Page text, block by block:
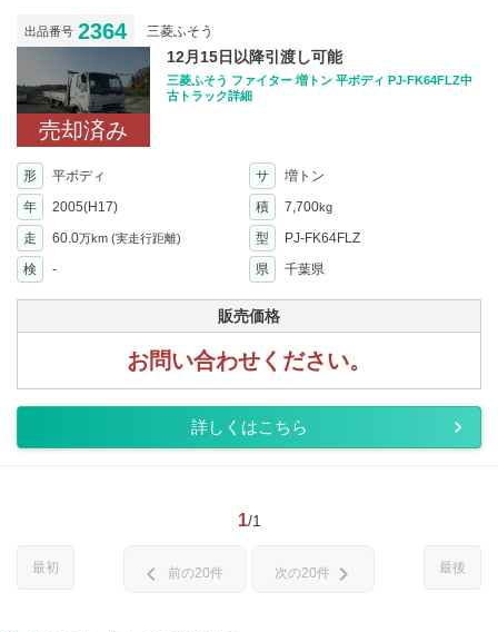
出品番号 2364 三菱ふそう
売却済み
12月15日以降引渡し可能
三菱ふそう ファイター 増トン 平ボディ PJ-FK64FLZ中
古トラック詳細
形 平ボディ サ
増トン
年
2005(H17) 積 7,700kg
走 60.0万km (実走行距離) 型
PJ-FK64FLZ
検
- 県 千葉県
販売価格
お問い合わせください。
詳しくはこちら
1/1
最初 最後
chevron_left 前の20件 次の20件 chevron_right